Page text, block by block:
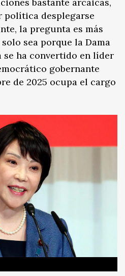
bastante arcaicas,
desplegarse
la pregunta es más
sea porque la Dama
se ha convertido en líder
gobernante
de 2025 ocupa el cargo